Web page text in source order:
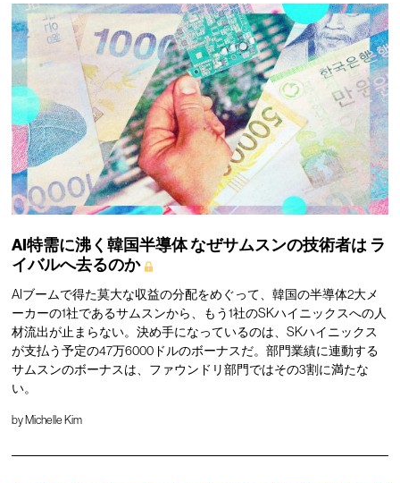
AI特需に沸く韓国半導体なぜサムスンの技術者は ラ
イバルへ去るのか
AIブームで得た莫大な収益の分配をめぐって、韓国の半導体2大メ
ーカーの1社であるサムスンから、もう1社のSKハイニックスへの人
材流出が止まらない。決め手になっているのは、SKハイニックス
が支払う予定の47万6000ドルのボーナスだ。部門業績に連動する
サムスンのボーナスは、ファウンドリ部門ではその3割に満たな
い。
by Michelle Kim